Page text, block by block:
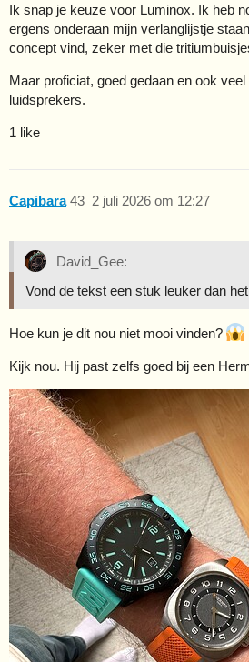
Ik snap je keuze voor Luminox. Ik heb
ergens onderaan mijn verlanglijstje
concept vind, zeker met die
Maar proficiat, goed gedaan en ook
luidsprekers.
1 like
Capibara 2 juli 2026 om 12:27
43
David_Gee:
Vond de tekst een stuk leuker dan
Hoe kun je dit nou niet mooi vinden?
Kijk nou. Hij past zelfs goed bij een